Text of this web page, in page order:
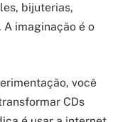
bijuterias,
imaginação é o
você
CDs